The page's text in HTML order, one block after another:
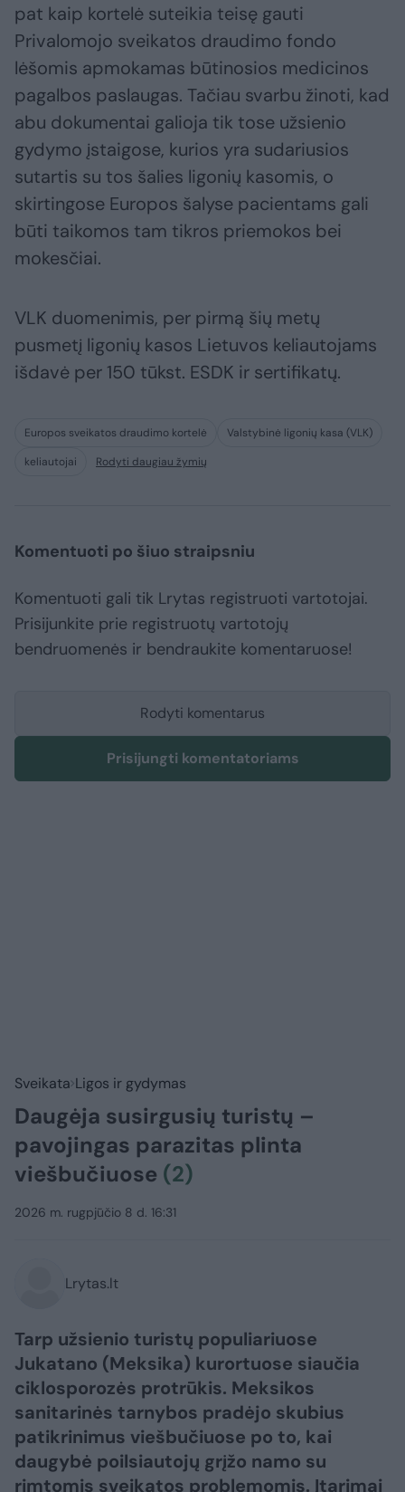
pat kaip kortelė suteikia teisę gauti
Privalomojo sveikatos draudimo fondo
lėšomis apmokamas būtinosios medicinos
pagalbos paslaugas. Tačiau svarbu žinoti, kad
abu dokumentai galioja tik tose užsienio
gydymo įstaigose, kurios yra sudariusios
sutartis su tos šalies ligonių kasomis, o
skirtingose Europos šalyse pacientams gali
būti taikomos tam tikros priemokos bei
mokesčiai.
VLK duomenimis, per pirmą šių metų
pusmetį ligonių kasos Lietuvos keliautojams
išdavė per 150 tūkst. ESDK ir sertifikatų.
Europos sveikatos draudimo kortelė
Valstybinė ligonių kasa (VLK)
keliautojai
Rodyti daugiau žymių
Komentuoti po šiuo straipsniu
Komentuoti gali tik Lrytas registruoti vartotojai.
Prisijunkite prie registruotų vartotojų
bendruomenės ir bendraukite komentaruose!
Rodyti komentarus
Prisijungti komentatoriams
Sveikata Ligos ir gydymas
Daugėja susirgusių turistų –
pavojingas parazitas plinta
viešbučiuose (2)
2026 m. rugpjūčio 8 d. 16:31
Lrytas.lt
Tarp užsienio turistų populiariuose
Jukatano (Meksika) kurortuose siaučia
ciklosporozės protrūkis. Meksikos
sanitarinės tarnybos pradėjo skubius
patikrinimus viešbučiuose po to, kai
daugybė poilsiautojų grįžo namo su
rimtomis sveikatos problemomis. Įtarimai